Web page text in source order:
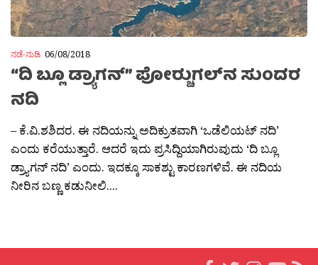
ನಡೆ-ನುಡಿ 06/08/2018
“ದಿ ಬ್ಲೂ ಡ್ರ್ಯಾಗನ್” ಪೋರ‍್ಚುಗಲ್‍ನ ಸುಂದರ
ನದಿ
– ಕೆ.ವಿ.ಶಶಿದರ. ಈ ನದಿಯನ್ನು ಅದಿಕ್ರುತವಾಗಿ ‘ಒಡೆಲಿಯಟ್ ನದಿ’
ಎಂದು ಕರೆಯುತ್ತಾರೆ. ಆದರೆ ಇದು ಪ್ರಸಿದ್ದಿಯಾಗಿರುವುದು ‘ದಿ ಬ್ಲೂ
ಡ್ರ್ಯಾಗನ್ ನದಿ’ ಎಂದು. ಇದಕ್ಕೂ ಸಾಕಶ್ಟು ಕಾರಣಗಳಿವೆ. ಈ ನದಿಯ
ನೀರಿನ ಬಣ್ಣ ಕಡುನೀಲಿ....